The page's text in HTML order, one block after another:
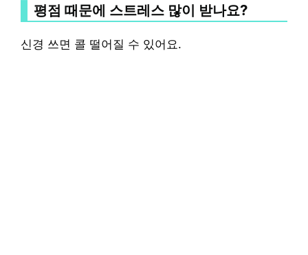
평점 때문에 스트레스 많이 받나요?
신경 쓰면 콜 떨어질 수 있어요.